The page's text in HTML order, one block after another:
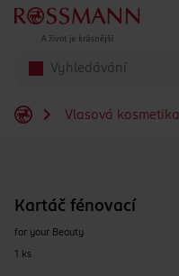
Přeskočit na hlavmní obsah
Vlasová kosmetika
Kartáč fénovací
for your Beauty
1 ks